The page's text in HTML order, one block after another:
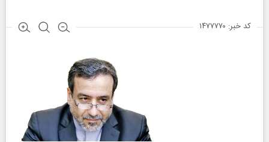
کد خبر: ۱۴۷۷۷۷۰